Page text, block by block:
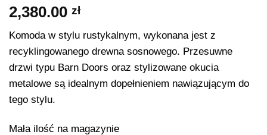
2,380.00 zł
Komoda w stylu rustykalnym, wykonana jest z
recyklingowanego drewna sosnowego. Przesuwne
drzwi typu Barn Doors oraz stylizowane okucia
metalowe są idealnym dopełnieniem nawiązującym do
tego stylu.
Mała ilość na magazynie